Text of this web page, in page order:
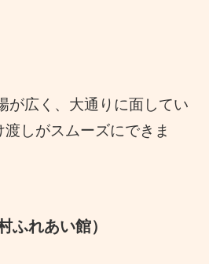
が広く、大通りに面してい
しがスムーズにできま
ふれあい館）